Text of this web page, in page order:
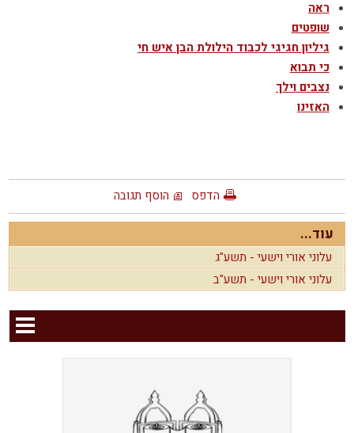
ראה
שופטים
גיליון חגיגי לכבוד הילולת הבן איש חי
כי תבוא
נצבים וילך
האזינו
הדפס הוסף תגובה
עוד...
עלוני אורי וישעי - תשע"ג
עלוני אורי וישעי - תשע"ב